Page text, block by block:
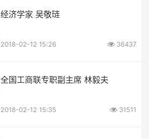
经济学家 吴敬琏
2018-02-12 15:26 36437
全国工商联专职副主席 林毅夫
2018-02-12 15:35 31511